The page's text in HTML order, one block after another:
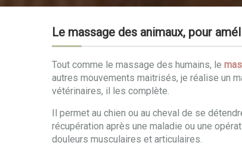
Le massage des animaux, pour
Tout comme le massage des humains, le
autres mouvements maitrisés, je réalise un
vétérinaires, il les complète.
Il permet au chien ou au cheval de se
récupération après une maladie ou une
douleurs musculaires et articulaires.